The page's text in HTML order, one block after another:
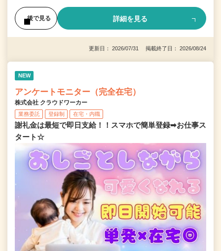
後で見る 詳細を見る
更新日： 2026/07/31 掲載終了日： 2026/08/24
NEW
アンケートモニター（完全在宅）
株式会社 クラウドワーカー
業務委託 登録制 在宅・内職
謝礼金は最短で即日支給！！スマホで簡単登録➡お仕事ス
タート☆